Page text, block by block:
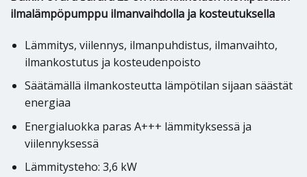
ilmalämpöpumppu ilmanvaihdolla ja kosteutuksella
Lämmitys, viilennys, ilmanpuhdistus, ilmanvaihto,
ilmankostutus ja kosteudenpoisto
Säätämällä ilmankosteutta lämpötilan sijaan säästät
energiaa
Energialuokka paras A+++ lämmityksessä ja
viilennyksessä
Lämmitysteho: 3,6 kW